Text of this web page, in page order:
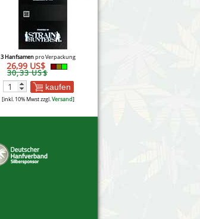
3 Hanfsamenpro Verpackung
26,99 US$
30,33 US$
kaufen
[inkl. 10% Mwst zzgl.Versand]